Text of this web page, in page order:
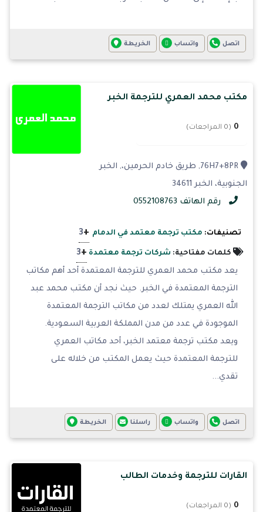
اتصل واتساب الخريطة
مكتب محمد العمري للترجمة الخبر
0 (0 المراجعات)
76H7+8PR, طريق خادم الحرمين،, الخبر
الجنوبية، الخبر 34611
رقم الهاتف 0552108763
تصنيفات: مكتب ترجمة معتمد في الدمام +
3
كلمات مفتاحية: شركات ترجمة معتمدة +
3
يعد مكتب محمد العمري للترجمة المعتمدة أحد أهم مكاتب
الترجمة المعتمدة في الخبر. حيث نجد أن مكتب محمد عبد
الله العمري يمتلك لعدد من مكاتب الترجمة المعتمدة
الموجودة في عدد من مدن المملكة العربية السعودية.
ويعد مكتب ترجمة معتمد الخبر، أحد مكاتب العمري
للترجمة المعتمدة حيث يعمل المكتب من خلاله على
تقدي...
اتصل واتساب راسلنا الخريطة
القارات للترجمة وخدمات الطالب
0 (0 المراجعات)